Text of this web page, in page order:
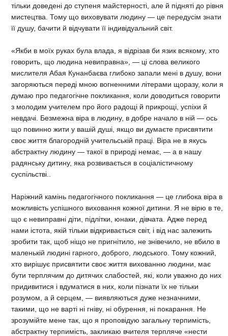
тільки доведені до ступеня майстерності, але й підняті до рівня
мистецтва. Тому що виховувати людину — це передусім знати
її душу, бачити й відчувати її індивідуальний світ.
«Якби в моїх руках була влада, я відрізав би язик всякому, хто
говорить, що людина невиправна», — ці слова великого
мислителя Абая Кунанбаєва глибоко запали мені в душу, вони
загоряються переді мною вогненними літерами щоразу, коли я
думаю про педагогічне покликання, коли доводиться говорити
з молодим учителем про його радощі й прикрощі, успіхи й
невдачі. Безмежна віра в людину, в добре начало в ній — ось
що повинно жити у вашій душі, якщо ви думаєте присвятити
своє життя благородній учительській праці. Віра не в якусь
абстрактну людину — такої в природі немає, — а в нашу
радянську дитину, яка розвивається в соціалістичному
суспільстві..
Наріжний камінь педагогічного покликання — це глибока віра в
можливість успішного виховання кожної дитини. Я не вірю в те,
що є невиправні діти, підлітки, юнаки, дівчата. Адже перед
нами істота, якій тільки відкривається світ, і від нас залежить
зробити так, щоб ніщо не пригнітило, не знівечило, не вбило в
маленькій людині гарного, доброго, людського. Тому кожний,
хто вирішує присвятити своє життя вихованню людини, має
бути терплячим до дитячих слабостей, які, коли уважно до них
придивитися і вдуматися в них, коли пізнати їх не тільки
розумом, а й серцем, — виявляються дуже незначними,
такими, що не варті ні гніву, ні обурення, ні покарання. Не
зрозумійте мене так, що я проповідую загальну терпимість,
абстрактну терпимість, закликаю вчителя терпляче «нести